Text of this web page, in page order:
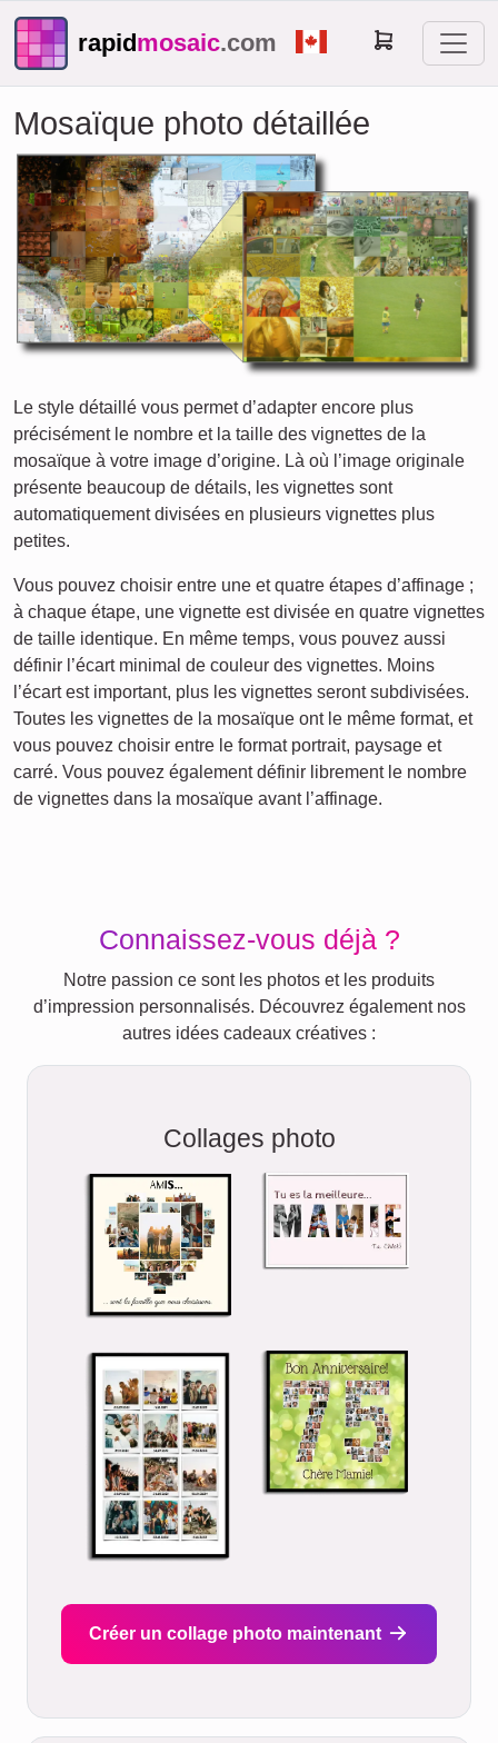
rapidmosaic.com
Mosaïque photo détaillée
Le style détaillé vous permet d’adapter encore plus
précisément le nombre et la taille des vignettes de la
mosaïque à votre image d’origine. Là où l’image originale
présente beaucoup de détails, les vignettes sont
automatiquement divisées en plusieurs vignettes plus
petites.
Vous pouvez choisir entre une et quatre étapes d’affinage ;
à chaque étape, une vignette est divisée en quatre vignettes
de taille identique. En même temps, vous pouvez aussi
définir l’écart minimal de couleur des vignettes. Moins
l’écart est important, plus les vignettes seront subdivisées.
Toutes les vignettes de la mosaïque ont le même format, et
vous pouvez choisir entre le format portrait, paysage et
carré. Vous pouvez également définir librement le nombre
de vignettes dans la mosaïque avant l’affinage.
Connaissez-vous déjà ?
Notre passion ce sont les photos et les produits
d’impression personnalisés. Découvrez également nos
autres idées cadeaux créatives :
Collages photo
Créer un collage photo maintenant